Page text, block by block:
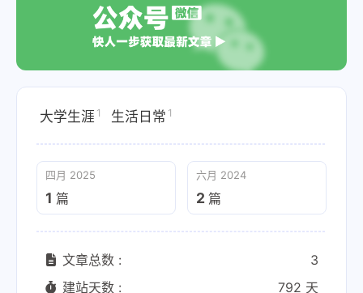
大学生涯 1 生活日常 1
四月 2025
1 篇
六月 2024
2 篇
文章总数 :
3
建站天数 :
792 天